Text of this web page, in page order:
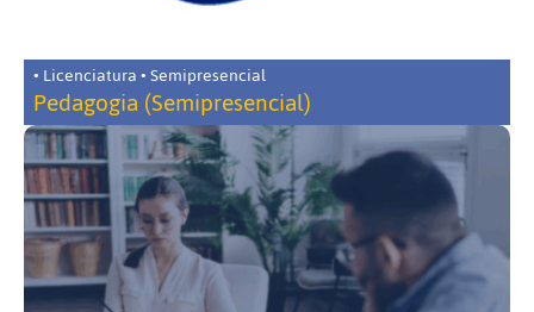
• Licenciatura • Semipresencial
Pedagogia (Semipresencial)